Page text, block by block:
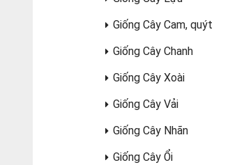
Giống Cây Cam, quýt
Giống Cây Chanh
Giống Cây Xoài
Giống Cây Vải
Giống Cây Nhãn
Giống Cây Ổi